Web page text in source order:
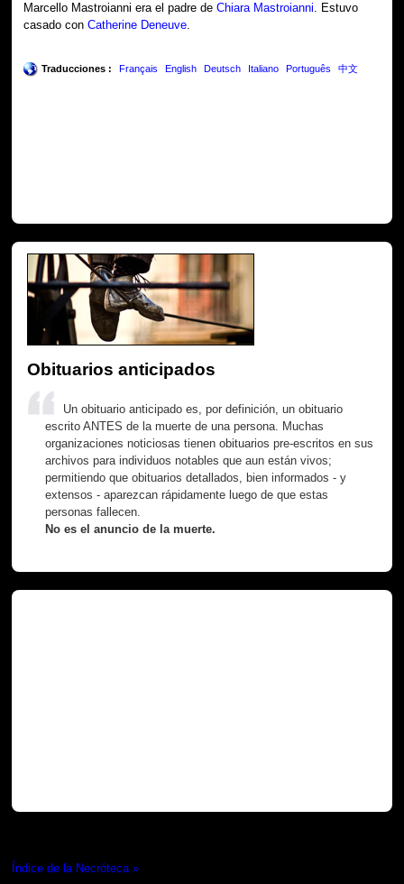
Marcello Mastroianni era el padre deChiara Mastroianni. Estuvo
casado conCatherine Deneuve.
Traducciones : Français English Deutsch Italiano Português 中文
Obituarios anticipados
Un obituario anticipado es, por definición, un obituario
escrito ANTES de la muerte de una persona. Muchas
organizaciones noticiosas tienen obituarios pre-escritos en sus
archivos para individuos notables que aun están vivos;
permitiendo que obituarios detallados, bien informados - y
extensos - aparezcan rápidamente luego de que estas
personas fallecen.
No es el anuncio de la muerte.
Índice de la Necróteca »